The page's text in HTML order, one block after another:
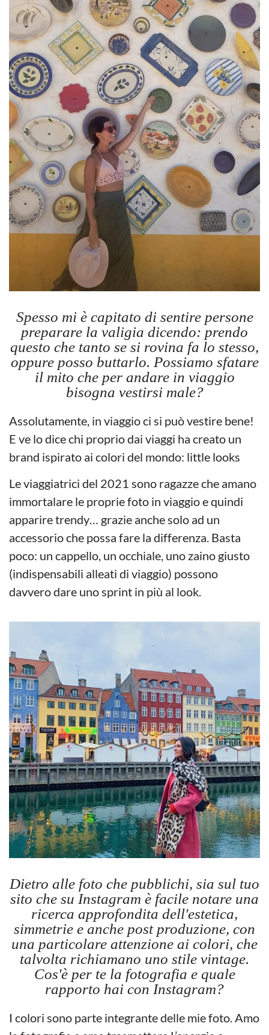
Spesso mi è capitato di sentire persone
preparare la valigia dicendo: prendo
questo che tanto se si rovina fa lo stesso,
oppure posso buttarlo. Possiamo sfatare
il mito che per andare in viaggio
bisogna vestirsi male?
Assolutamente, in viaggio ci si può vestire bene!
E ve lo dice chi proprio dai viaggi ha creato un
brand ispirato ai colori del mondo: little looks
Le viaggiatrici del 2021 sono ragazze che amano
immortalare le proprie foto in viaggio e quindi
apparire trendy… grazie anche solo ad un
accessorio che possa fare la differenza. Basta
poco: un cappello, un occhiale, uno zaino giusto
(indispensabili alleati di viaggio) possono
davvero dare uno sprint in più al look.
Dietro alle foto che pubblichi, sia sul tuo
sito che su Instagram è facile notare una
ricerca approfondita dell'estetica,
simmetrie e anche post produzione, con
una particolare attenzione ai colori, che
talvolta richiamano uno stile vintage.
Cos'è per te la fotografia e quale
rapporto hai con Instagram?
I colori sono parte integrante delle mie foto. Amo